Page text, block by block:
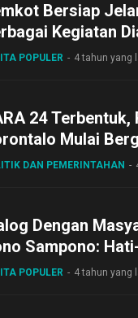
Bersiap
Kegiatan
POPULER 4 tahun yang
24
Mulai
DAN PEMERINTAHAN
Dengan
Sampono:
POPULER 4 tahun yang